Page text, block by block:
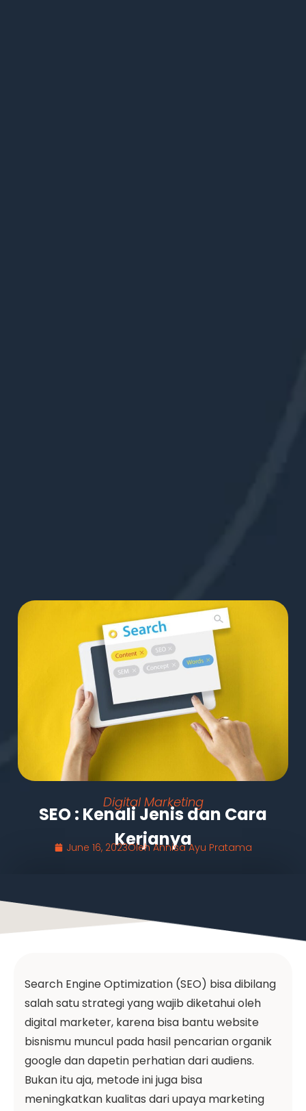
Digital Marketing
SEO : Kenali Jenis dan Cara
Kerjanya
June 16, 2023OlehAnnisa Ayu Pratama
Search Engine Optimization (SEO) bisa dibilang
salah satu strategi yang wajib diketahui oleh
digital marketer, karena bisa bantu website
bisnismu muncul pada hasil pencarian organik
google dan dapetin perhatian dari audiens.
Bukan itu aja, metode ini juga bisa
meningkatkan kualitas dari upaya marketing